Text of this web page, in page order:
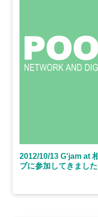
2012/10/13 G'jam at
ブに参加してきました